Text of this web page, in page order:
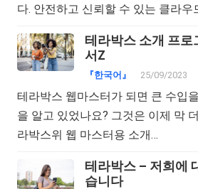
다. 안전하고 신뢰할 수 있는 클라우
테라박스 소개 프로
서Z
『한국어』 25/09/2023
테라박스 웹마스터가 되면 큰 수입
을 알고 있었나요? 그것은 이제 막
라박스위 웹 마스터용 소개…
테라박스 – 저희에
습니다